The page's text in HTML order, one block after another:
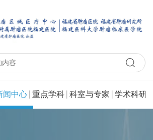
闻中心 | 重点学科 | 科室与专家 | 学术科研